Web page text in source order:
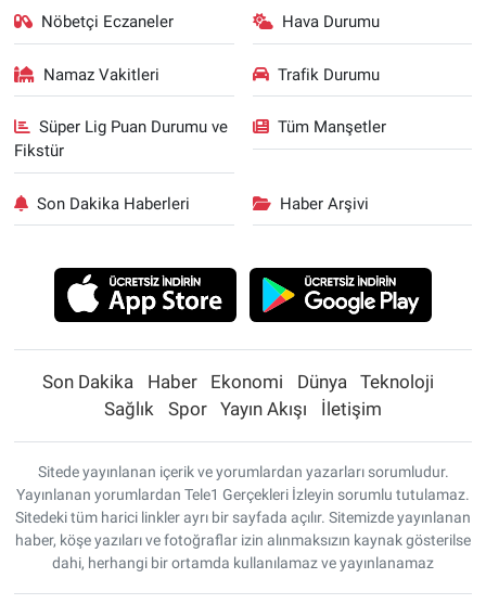
Nöbetçi Eczaneler Hava Durumu
Namaz Vakitleri Trafik Durumu
Süper Lig Puan Durumu ve
Fikstür
Tüm Manşetler
Son Dakika Haberleri Haber Arşivi
Son Dakika Haber Ekonomi Dünya
Teknoloji
Sağlık
Spor Yayın Akışı İletişim
Sitede yayınlanan içerik ve yorumlardan yazarları sorumludur.
Yayınlanan yorumlardan Tele1 Gerçekleri İzleyin sorumlu tutulamaz.
Sitedeki tüm harici linkler ayrı bir sayfada açılır. Sitemizde yayınlanan
haber, köşe yazıları ve fotoğraflar izin alınmaksızın kaynak gösterilse
dahi, herhangi bir ortamda kullanılamaz ve yayınlanamaz